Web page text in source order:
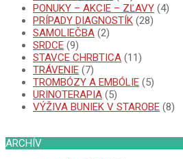
PONUKY – AKCIE – ZĽAVY (4)
PRÍPADY DIAGNOSTÍK (28)
SAMOLIEČBA (2)
SRDCE (9)
STAVCE CHRBTICA (11)
TRÁVENIE (7)
TROMBÓZY A EMBÓLIE (5)
URINOTERAPIA (5)
VÝŽIVA BUNIEK V STAROBE (8)
ARCHÍV